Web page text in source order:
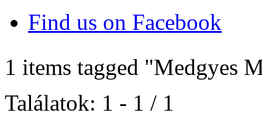
Find us on Facebook
1 items tagged "Medgyes
Találatok: 1 - 1 / 1